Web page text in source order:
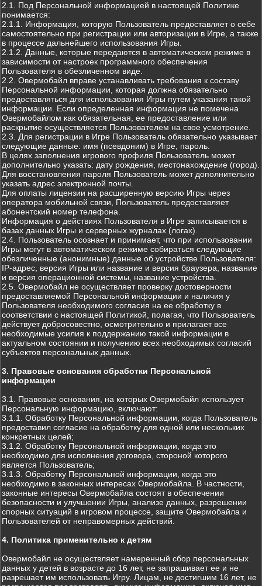
2.1. Под Персональной информацией в настоящей Политике
понимается:
2.1.1. Информация, которую Пользователь предоставляет о себе
самостоятельно при регистрации или авторизации в Игре, а также
в процессе дальнейшего использования Игры.
2.1.2. Данные, которые передаются в автоматическом режиме в
зависимости от настроек программного обеспечения
Пользователя в обезличенном виде.
2.2. Овермобайл вправе устанавливать требования к составу
Персональной информации, которая должна обязательно
предоставляться для использования Игры путем указания такой
информации. Если определенная информация не помечена
Овермобайлом как обязательная, ее предоставление или
раскрытие осуществляется Пользователем на свое усмотрение.
2.3. Для регистрации в Игре Пользователь обязательно указывает
следующие данные: имя (псевдоним) в Игре, пароль.
В целях заполнения игрового профиля Пользователь может
дополнительно указать: дату рождения, местонахождение (город).
Для восстановления пароля Пользователь может дополнительно
указать адрес электронной почты.
Для оплаты лицензии на расширенную версию Игры через
оператора мобильной связи, Пользователь предоставляет
абонентский номер телефона.
Информация о действиях Пользователя в Игре записывается в
базах данных Игры и серверных журналах (логах).
2.4. Пользователь осознает и принимает, что при использовании
Игры могут в автоматическом режиме собираться следующие
обезличенные (анонимные) данные об устройстве Пользователя:
IP-адрес, версия Игры или название и версия браузера, название
и версия операционной системы, название устройства.
2.5. Овермобайл не осуществляет проверку достоверности
предоставляемой Персональной информации и наличия у
Пользователя необходимого согласия на ее обработку в
соответствии с настоящей Политикой, полагая, что Пользователь
действует добросовестно, осмотрительно и прилагает все
необходимые усилия к поддержанию такой информации в
актуальном состоянии и получению всех необходимых согласий
субъектов персональных данных.
3. Правовые основания обработки Персональной
информации
3.1. Правовые основания, на которых Овермобайл использует
Персональную информацию, включают:
3.1.1. Обработку Персональной информации, когда Пользователь
предоставил согласие на обработку для одной или нескольких
конкретных целей;
3.1.2. Обработку Персональной информации, когда это
необходимо для исполнения договора, стороной которого
является Пользователь;
3.1.3. Обработку Персональной информации, когда это
необходимо в законных интересах Овермобайла. В частности,
законные интересы Овермобайла состоят в обеспечении
безопасности и улучшении Игры, анализе данных, разрешении
спорных ситуаций в игровом процессе, защите Овермобайла и
Пользователей от неправомерных действий.
4. Политика применительно к детям
Овермобайл не осуществляет намеренный сбор персональных
данных у детей в возрасте до 16 лет, не запрашивает ее и не
разрешает им использовать Игру. Лицам, не достигшим 16 лет, не